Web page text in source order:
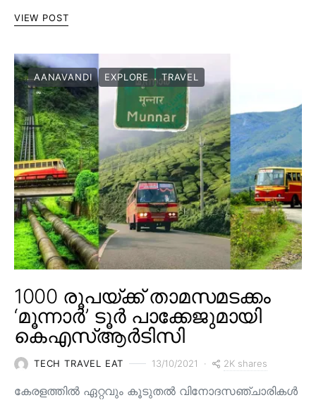
VIEW POST
AANAVANDI EXPLORE TRAVEL
1000 രൂപയ്ക്ക് താമസമടക്കം
‘മൂന്നാർ’ ടൂർ പാക്കേജുമായി
കെഎസ്ആർടിസി
TECH TRAVEL EAT 13/10/2021 2K shares
കേരളത്തിൽ ഏറ്റവും കൂടുതൽ വിനോദസഞ്ചാരികൾ